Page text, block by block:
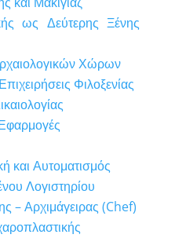
ως Δεύτερης Ξένης
Χώρων
Φιλοξενίας
και Αυτοματισμός
Λογιστηρίου
– Αρχιμάγειρας (Chef)